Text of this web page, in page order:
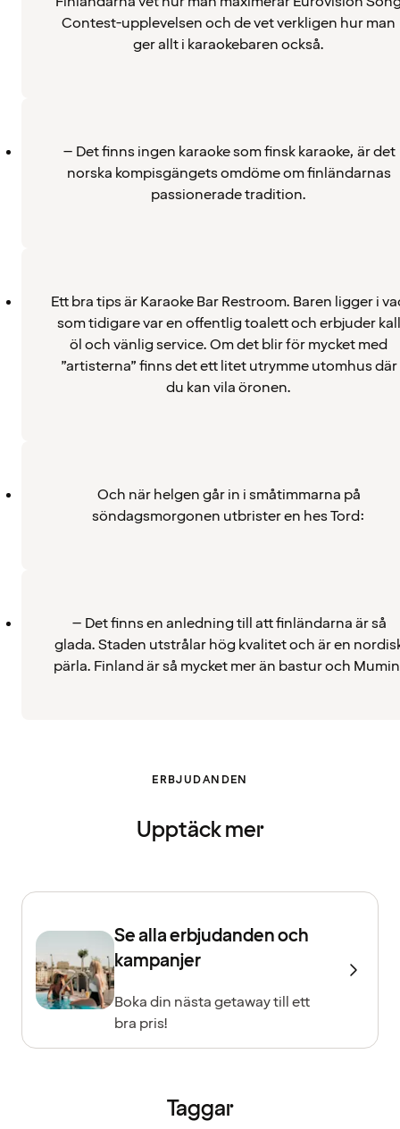
Contest-upplevelsen och de vet verkligen hur man
ger allt i karaokebaren också.
– Det finns ingen karaoke som finsk karaoke, är det
norska kompisgängets omdöme om finländarnas
passionerade tradition.
Ett bra tips är Karaoke Bar Restroom. Baren ligger i
som tidigare var en offentlig toalett och erbjuder kall
öl och vänlig service. Om det blir för mycket med
”artisterna” finns det ett litet utrymme utomhus där
du kan vila öronen.
Och när helgen går in i småtimmarna på
söndagsmorgonen utbrister en hes Tord:
– Det finns en anledning till att finländarna är så
glada. Staden utstrålar hög kvalitet och är en
pärla. Finland är så mycket mer än bastur och
ERBJUDANDEN
Upptäck mer
Se alla erbjudanden och
kampanjer
Boka din nästa getaway till ett
bra pris!
Taggar